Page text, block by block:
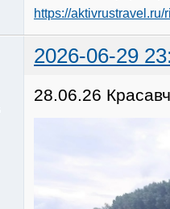
https://
2026-06-29
28.06.26